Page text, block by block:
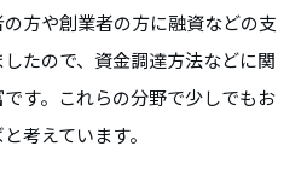
方や創業者の方に融資などの支
たので、資金調達方法などに関
す。これらの分野で少しでもお
考えています。